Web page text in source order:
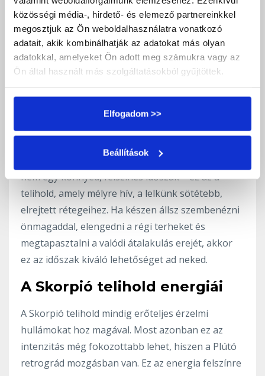
közösségi média-, hirdető- és elemező partnereinkkel
megosztjuk az Ön weboldalhasználatra vonatkozó
adatait, akik kombinálhatják az adatokat más olyan
adatokkal, amelyeket Ön adott meg számukra vagy az
Ön által használt más szolgáltatásokból gyűjtöttek.
Elfogadom >>
Beállítások
különleges energiakaput nyit meg előttünk. Ez
nem egy könnyed, felszínes időszak – ez az a
telihold, amely mélyre hív, a lelkünk sötétebb,
elrejtett rétegeihez. Ha készen állsz szembenézni
önmagaddal, elengedni a régi terheket és
megtapasztalni a valódi átalakulás erejét, akkor
ez az időszak kiváló lehetőséget ad neked.
A Skorpió telihold energiái
A Skorpió telihold mindig erőteljes érzelmi
hullámokat hoz magával. Most azonban ez az
intenzitás még fokozottabb lehet, hiszen a Plútó
retrográd mozgásban van. Ez az energia felszínre